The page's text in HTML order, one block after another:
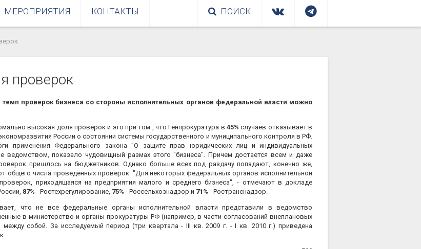
МЕРОПРИЯТИЯ КОНТАКТЫ ПОИСК
проверок
проверок бизнеса со стороны исполнительных органов федеральной власти можно
высокая доля проверок и это при том , что Генпрокуратура в 45% случаев отказывает в
России о состоянии системы государственного и муниципального контроля в РФ.
применения Федерального закона "О защите прав юридических лиц и индивидуальных
ведомством, показало чудовищный размах этого "бизнеса". Причем достается всем и даже
пришлось на бюджетников. Однако больше всех под раздачу попадают, конечно же,
общего числа проведенных проверок. "Для некоторых федеральных органов исполнительной
приходящаяся на предприятия малого и среднего бизнеса", - отмечают в докладе
87% - Ростехрегулирование, 75% - Россельхознадзор и 71% - Ространснадзор.
что не все федеральные органы исполнительной власти представили в ведомство
в министерство и органы прокуратуры РФ (например, в части согласований внеплановых
собой. За исследуемый период (три квартала - III кв. 2009 г. - I кв. 2010 г.) приведена